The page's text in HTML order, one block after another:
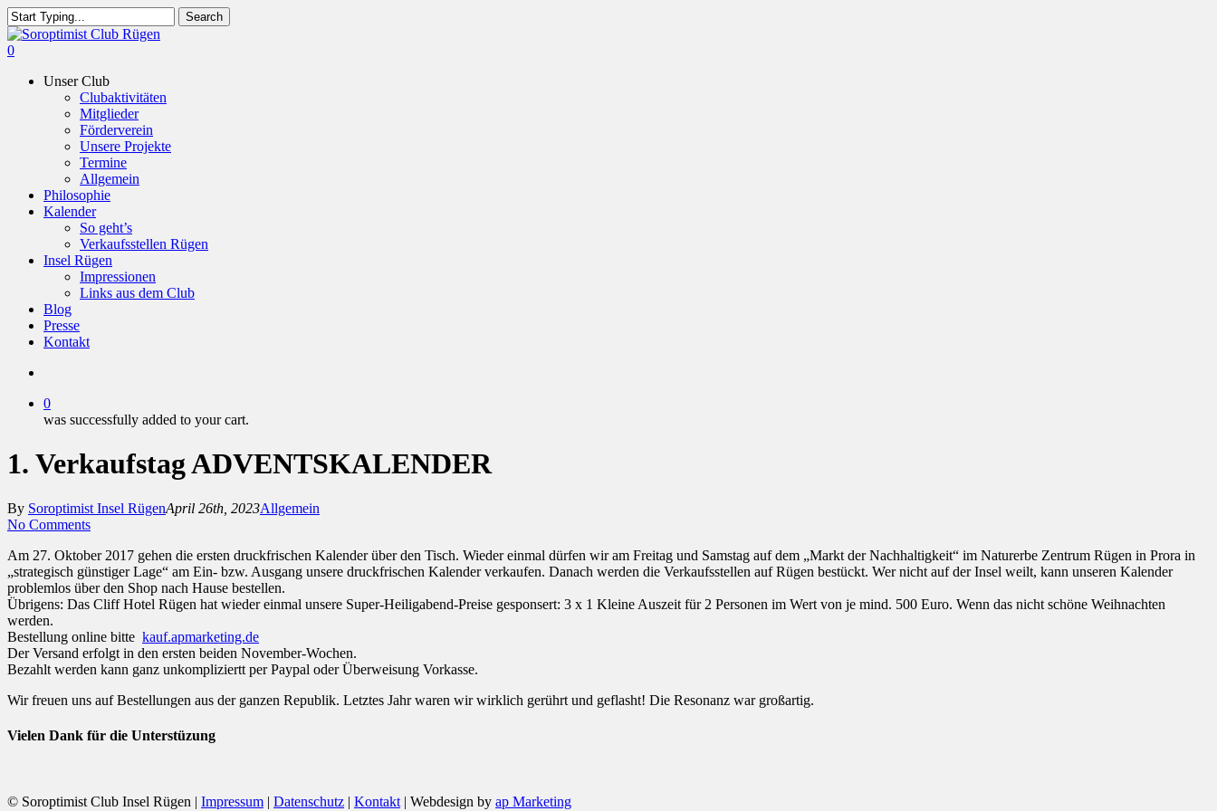
Skip
to
main
Search
Close
Search
search
0
Unser Club
Clubaktivitäten
Mitglieder
Förderverein
Unsere Projekte
Termine
Allgemein
Philosophie
Kalender
So geht’s
Verkaufsstellen Rügen
Insel Rügen
Impressionen
Links aus dem Club
Blog
Presse
Kontakt
0
was successfully added to your cart.
1. Verkaufstag ADVENTSKALENDER
By Soroptimist Insel RügenApril 26th, 2023Allgemein
No Comments
Am 27. Oktober 2017 gehen die ersten druckfrischen Kalender über den Tisch. Wieder einmal dürfen wir am Freitag und Samstag auf dem „Markt der Nachhaltigkeit“ im Naturerbe Zentrum Rügen in Prora in
„strategisch günstiger Lage“ am Ein- bzw. Ausgang unsere druckfrischen Kalender verkaufen. Danach werden die Verkaufsstellen auf Rügen bestückt. Wer nicht auf der Insel weilt, kann unseren Kalender
problemlos über den Shop nach Hause bestellen.
Übrigens: Das Cliff Hotel Rügen hat wieder einmal unsere Super-Heiligabend-Preise gesponsert: 3 x 1 Kleine Auszeit für 2 Personen im Wert von je mind. 500 Euro. Wenn das nicht schöne Weihnachten
werden.
Bestellung online bitte kauf.apmarketing.de
Der Versand erfolgt in den ersten beiden November-Wochen.
Bezahlt werden kann ganz unkompliziertt per Paypal oder Überweisung Vorkasse.
Wir freuen uns auf Bestellungen aus der ganzen Republik. Letztes Jahr waren wir wirklich gerührt und geflasht! Die Resonanz war großartig.
Vielen Dank für die Unterstüzung
© Soroptimist Club Insel Rügen | Impressum | Datenschutz | Kontakt| Webdesign by ap Marketing